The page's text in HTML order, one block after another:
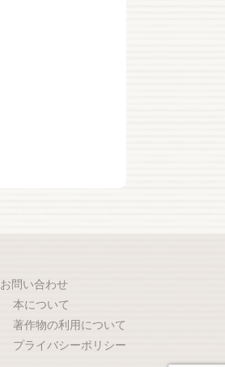
お問い合わせ
本について
著作物の利用について
プライバシーポリシー